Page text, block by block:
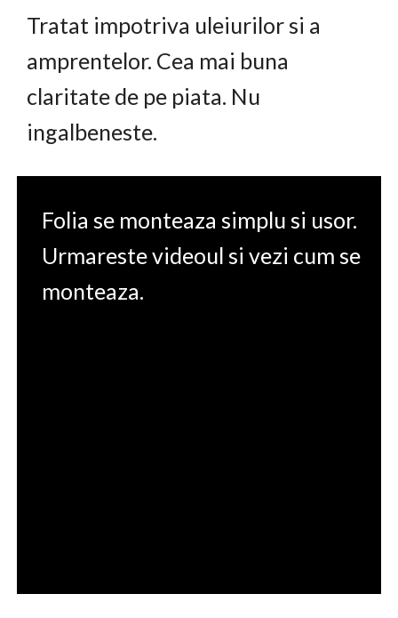
Tratat impotriva uleiurilor si a
amprentelor. Cea mai buna
claritate de pe piata. Nu
ingalbeneste.
Folia se monteaza simplu si usor.
Urmareste videoul si vezi cum se
monteaza.